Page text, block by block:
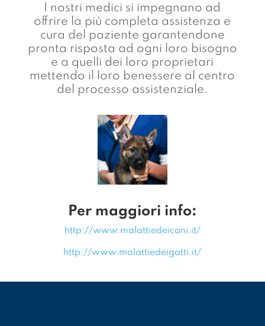
I nostri medici si impegnano ad
offrire la più completa assistenza e
cura del paziente garantendone
pronta risposta ad ogni loro bisogno
e a quelli dei loro proprietari
mettendo il loro benessere al centro
del processo assistenziale.
Per maggiori info:
http://www.malattiedeicani.it/
http://www.malattiedeigatti.it/